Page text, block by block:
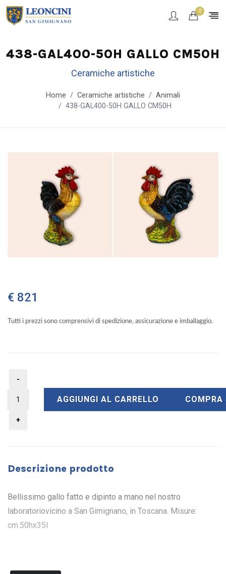
0
438-GAL400-50H GALLO CM50H
Ceramiche artistiche
Home Ceramiche artistiche
Animali
438-GAL400-50H GALLO CM50H
€ 821
Tutti i prezzi sono comprensivi di spedizione, assicurazione e imballaggio.
AGGIUNGI AL CARRELLO COMPRA
Descrizione prodotto
Bellissimo gallo fatto e dipinto a mano nel nostro
laboratoriovicino a San Gimignano, in Toscana. Misure:
cm.50hx35l